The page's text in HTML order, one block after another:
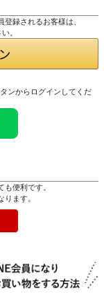
録されるお客様は、
。
ンからログインしてくだ
便利です。
ます。